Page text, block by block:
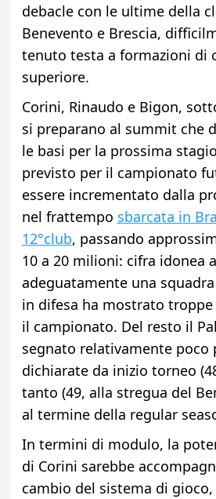
debacle con le ultime della
Benevento e Brescia,
tenuto testa a formazioni di
superiore.
Corini, Rinaudo e Bigon,
si preparano al summit che
le basi per la prossima
previsto per il campionato
essere incrementato dalla
nel frattempo sbarcata in
12°club, passando
10 a 20 milioni: cifra idonea
adeguatamente una
in difesa ha mostrato
il campionato. Del resto il
segnato relativamente poco
dichiarate da inizio torneo
tanto (49, alla stregua del
al termine della regular
In termini di modulo, la
di Corini sarebbe
cambio del sistema di